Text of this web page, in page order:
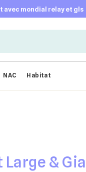
avec mondial relay et gls
NAC Habitat
Large &